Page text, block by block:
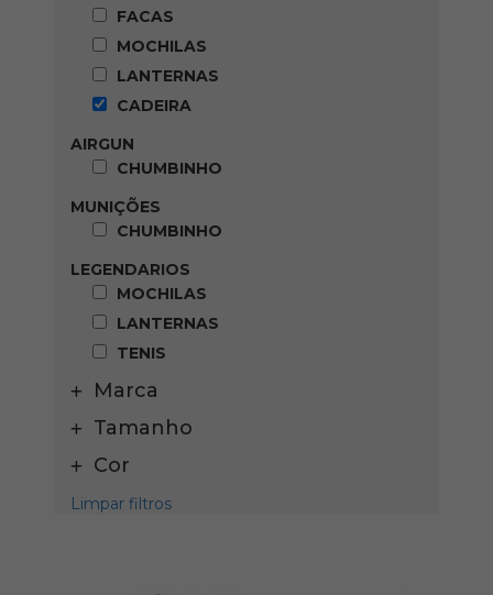
FACAS
MOCHILAS
LANTERNAS
CADEIRA
AIRGUN
CHUMBINHO
MUNIÇÕES
CHUMBINHO
LEGENDARIOS
MOCHILAS
LANTERNAS
TENIS
Marca
Tamanho
Cor
Limpar filtros